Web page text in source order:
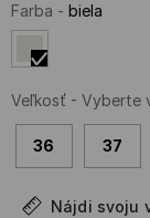
Farba - biela
Veľkosť - Vyberte
36 37
Nájdi svoju